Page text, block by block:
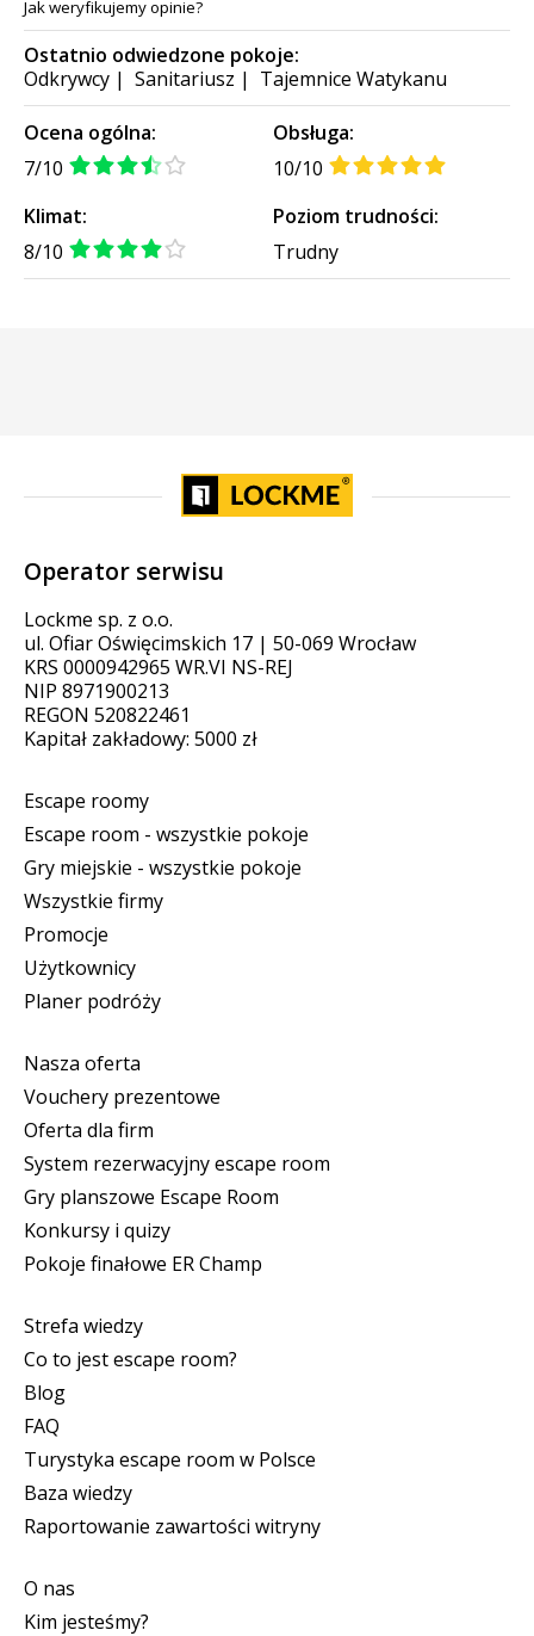
Jak weryfikujemy opinie?
Ostatnio odwiedzone pokoje:
Odkrywcy | Sanitariusz | Tajemnice Watykanu
Ocena ogólna:
7/10
Obsługa:
10/10
Klimat:
8/10
Poziom trudności:
Trudny
Operator serwisu
Lockme sp. z o.o.
ul. Ofiar Oświęcimskich 17 | 50-069 Wrocław
KRS 0000942965 WR.VI NS-REJ
NIP 8971900213
REGON 520822461
Kapitał zakładowy: 5000 zł
Escape roomy
Escape room - wszystkie pokoje
Gry miejskie - wszystkie pokoje
Wszystkie firmy
Promocje
Użytkownicy
Planer podróży
Nasza oferta
Vouchery prezentowe
Oferta dla firm
System rezerwacyjny escape room
Gry planszowe Escape Room
Konkursy i quizy
Pokoje finałowe ER Champ
Strefa wiedzy
Co to jest escape room?
Blog
FAQ
Turystyka escape room w Polsce
Baza wiedzy
Raportowanie zawartości witryny
O nas
Kim jesteśmy?